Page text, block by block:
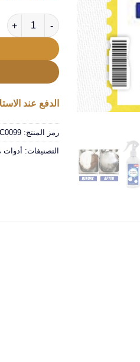
كمية عرض 4 قطع اسبراي التنظيف الجبار Multipurpose Bubble Cleaner
الدفع عند
رمز المنتج:
التصنيفات: أدوات